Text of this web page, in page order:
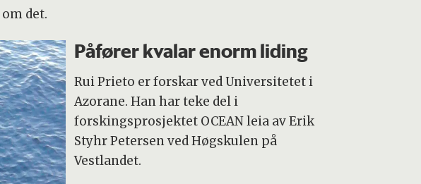
det.
Påfører kvalar enorm liding
Rui Prieto er forskar ved Universitetet i
Azorane. Han har teke del i
forskingsprosjektet OCEAN leia av Erik
Styhr Petersen ved Høgskulen på
Vestlandet.